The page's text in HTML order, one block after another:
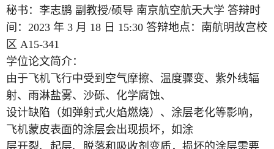
秘书：李志鹏 副教授/硕导 南京航空航天大学 答辩时
间：2023 年 3 月 18 日 15:30 答辩地点：南航明故宫校
区 A15-341
学位论文简介：
由于飞机飞行中受到空气摩擦、温度骤变、紫外线辐
射、雨淋盐雾、沙砾、化学腐蚀、
设计缺陷（如弹射式火焰燃烧）、涂层老化等影响，
飞机蒙皮表面的涂层会出现损坏，如涂
层开裂、起层、脱落和吸收剂变质，损坏的涂层需要